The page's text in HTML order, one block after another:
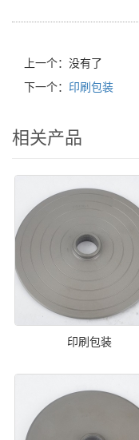
上一个：没有了
下一个： 印刷包装
相关产品
印刷包装